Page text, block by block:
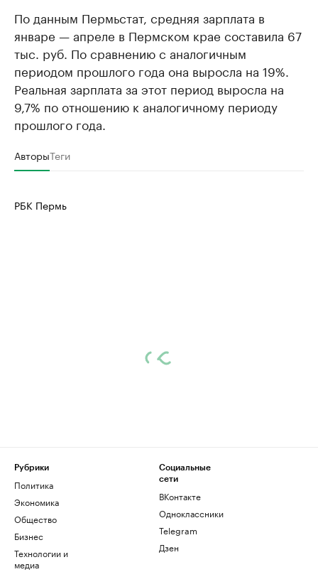
По данным Пермьстат, средняя зарплата в
январе — апреле в Пермском крае составила 67
тыс. руб. По сравнению с аналогичным
периодом прошлого года она выросла на 19%.
Реальная зарплата за этот период выросла на
9,7% по отношению к аналогичному периоду
прошлого года.
АвторыТеги
РБК Пермь
Рубрики
Политика
Экономика
Общество
Бизнес
Технологии и
медиа
Социальные
сети
ВКонтакте
Одноклассники
Telegram
Дзен